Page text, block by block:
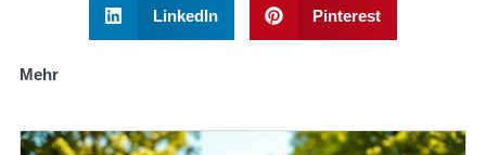
LinkedIn Pinterest
Mehr